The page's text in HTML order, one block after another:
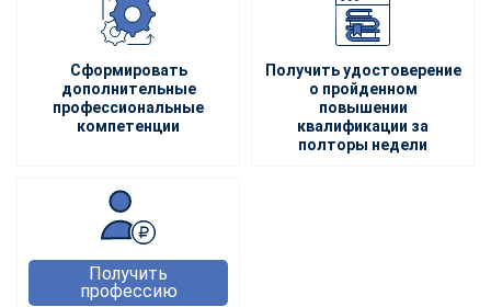
Сформировать
дополнительные
профессиональные
компетенции
Получить удостоверение
о пройденном
повышении
квалификации за
полторы недели
Получить
профессию